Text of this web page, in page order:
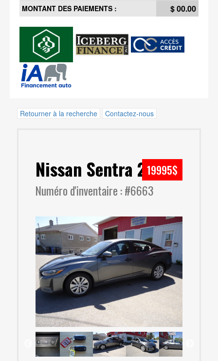
MONTANT DES PAIEMENTS :
$ 00.00
Retourner à la recherche Contactez-nous
19995$
Nissan Sentra 2024
Numéro d'inventaire : #6663